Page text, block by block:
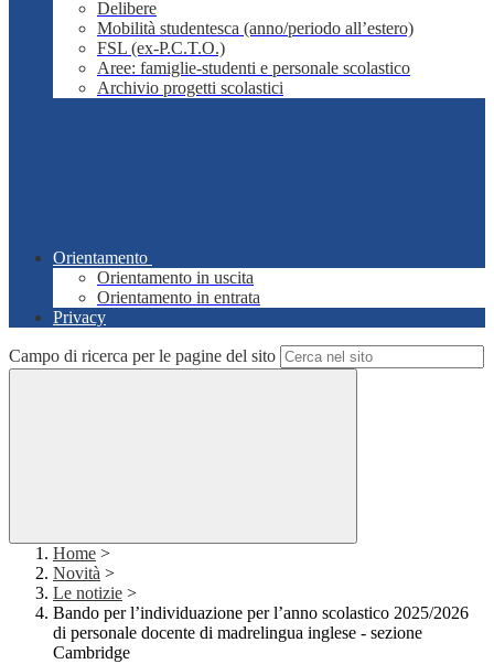
Delibere
Mobilità studentesca (anno/periodo all’estero)
FSL (ex-P.C.T.O.)
Aree: famiglie-studenti e personale scolastico
Archivio progetti scolastici
Orientamento
Orientamento in uscita
Orientamento in entrata
Privacy
Campo di ricerca per le pagine del sito
Home >
Novità >
Le notizie >
Bando per l’individuazione per l’anno scolastico 2025/2026
di personale docente di madrelingua inglese - sezione
Cambridge